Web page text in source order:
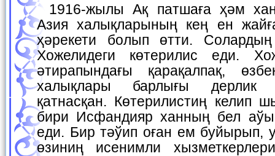
1916-жылы Ақ патшаға ҳәм ханларға қарсы Орта
Азия халықларының кең ен
ҳәрекети болып өтти.
Хожелидеги көтерилис еди.
әтирапындағы қарақалпақ,
халықлары барлығы дерлик
қатнасқан. Көтерилистиң келип
бири Исфандияр ханның бел
еди. Бир тәўип оған ем буйырып,
өзиниң исенимли